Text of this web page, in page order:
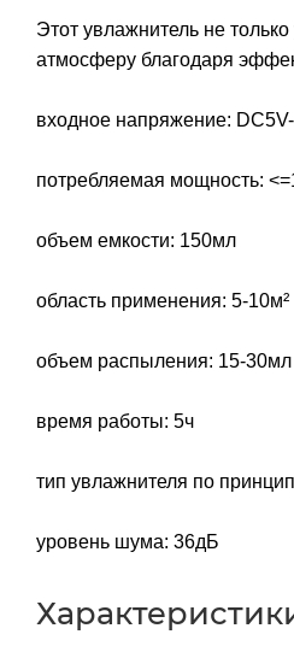
Этот увлажнитель не
атмосферу благодаря
входное напряжение:
потребляемая мощность:
объем емкости: 150мл
область применения: 5-10м²
объем распыления: 15-30мл
время работы: 5ч
тип увлажнителя по
уровень шума: 36дБ